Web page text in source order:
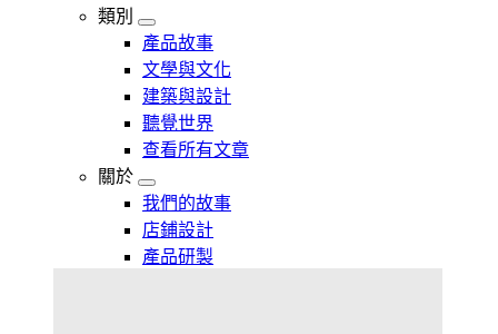
類別
產品故事
文學與文化
建築與設計
聽覺世界
查看所有文章
關於
我們的故事
店鋪設計
產品研製